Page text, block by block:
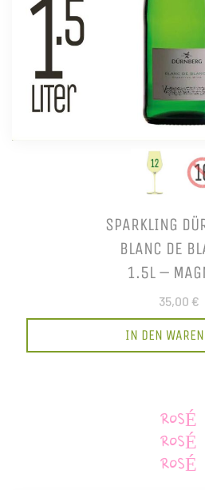
SPARKLING
BLANC DE
1.5L –
35,00 €
IN DEN
ROSÉ
ROSÉ
ROSÉ